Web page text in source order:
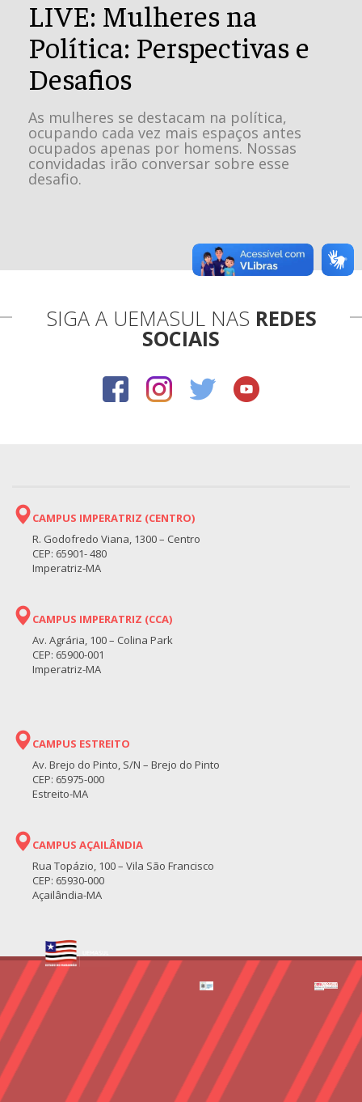
LIVE: Mulheres na
Política: Perspectivas e
Desafios
As mulheres se destacam na política,
ocupando cada vez mais espaços antes
ocupados apenas por homens. Nossas
convidadas irão conversar sobre esse
desafio.
SIGA A UEMASUL NAS REDES
SOCIAIS
CAMPUS IMPERATRIZ (CENTRO)
R. Godofredo Viana, 1300 – Centro
CEP: 65901- 480
Imperatriz-MA
CAMPUS IMPERATRIZ (CCA)
Av. Agrária, 100 – Colina Park
CEP: 65900-001
Imperatriz-MA
CAMPUS ESTREITO
Av. Brejo do Pinto, S/N – Brejo do Pinto
CEP: 65975-000
Estreito-MA
CAMPUS AÇAILÂNDIA
Rua Topázio, 100 – Vila São Francisco
CEP: 65930-000
Açailândia-MA